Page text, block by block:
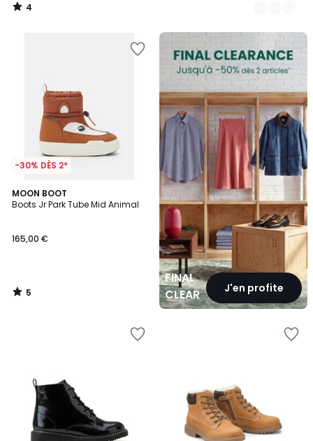
4
/
-30% DÈS 2*
MOON BOOT
Boots Jr Park Tube Mid Animal
165,00 €
5
/
5
/
FINAL
CLEARANCEJ'en profite
FINAL
CLEARANCE